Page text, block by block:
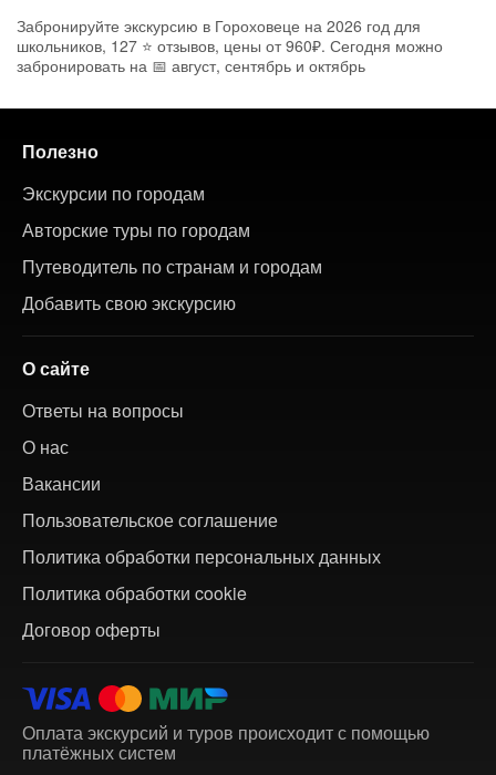
Забронируйте экскурсию в Гороховеце на 2026 год для
школьников, 127 ⭐ отзывов, цены от 960₽. Сегодня можно
забронировать на 📅 август, сентябрь и октябрь
Полезно
Экскурсии по городам
Авторские туры по городам
Путеводитель по странам и городам
Добавить свою экскурсию
О сайте
Ответы на вопросы
О нас
Вакансии
Пользовательское соглашение
Политика обработки персональных данных
Политика обработки cookie
Договор оферты
Оплата экскурсий и туров происходит с помощью
платёжных систем